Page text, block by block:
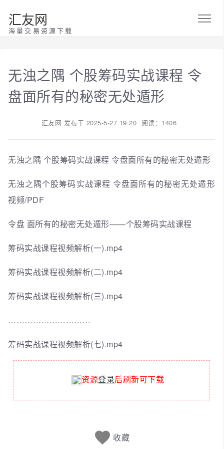
汇友网
海量交易资源下载
无浊之隅 个股筹码实战课程 令
盘面所有的秘密无处遁形
汇友网 发布于 2025-5-27 19:20 阅读：1406
无浊之隅 个股筹码实战课程 令盘面所有的秘密无处遁形
无浊之隅个股筹码实战课程 令盘面所有的秘密无处遁形
视频/PDF
令盘 面所有的秘密无处遁形——个股筹码实战课程
筹码实战课程视频解析(一).mp4
筹码实战课程视频解析(二).mp4
筹码实战课程视频解析(三).mp4
…………………………
筹码实战课程视频解析(七).mp4
资源登录后刷新可下载
收藏